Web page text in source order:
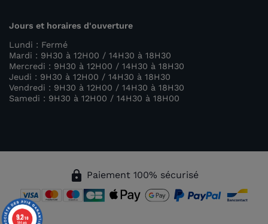
Jours et horaires d'ouverture
Lundi : Fermé
Mardi : 9H30 à 12H00 / 14H30 à 18H30
Mercredi : 9H30 à 12H00 / 14H30 à 18H30
Jeudi : 9H30 à 12H00 / 14H30 à 18H30
Vendredi : 9H30 à 12H00 / 14H30 à 18H30
Samedi : 9H30 à 12H00 / 14H30 à 18H00
lock Paiement 100% sécurisé
9.2/10
544 avis